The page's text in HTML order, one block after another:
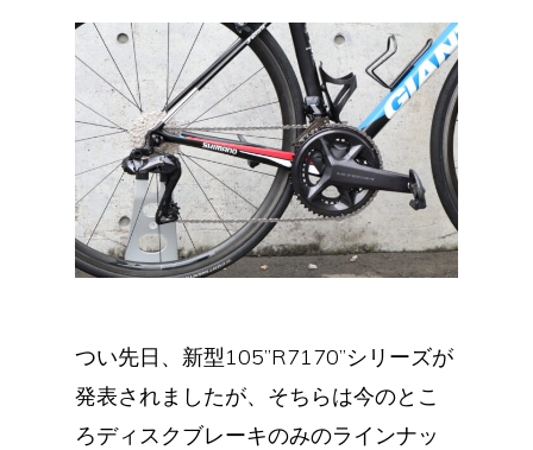
つい先日、新型105”R7170”シリーズが
発表されましたが、そちらは今のとこ
ろディスクブレーキのみのラインナッ